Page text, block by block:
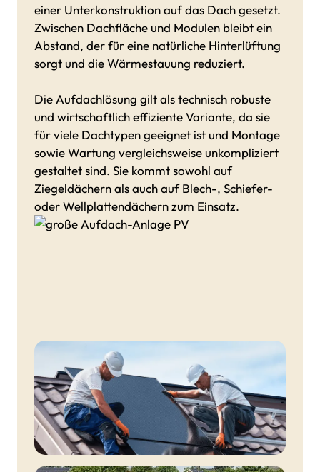
einer Unterkonstruktion auf das Dach gesetzt.
Zwischen Dachfläche und Modulen bleibt ein
Abstand, der für eine natürliche Hinterlüftung
sorgt und die Wärmestauung reduziert.
Die Aufdachlösung gilt als technisch robuste
und wirtschaftlich effiziente Variante, da sie
für viele Dachtypen geeignet ist und Montage
sowie Wartung vergleichsweise unkompliziert
gestaltet sind. Sie kommt sowohl auf
Ziegeldächern als auch auf Blech-, Schiefer-
oder Wellplattendächern zum Einsatz.